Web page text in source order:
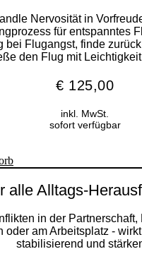
Nervosität in
für entspanntes
bei Flugangst, finde
den Flug mit
€ 125,00
inkl. MwSt.
sofort verfügbar
alle Alltags-
in der
oder am Arbeitsplatz -
stabilisierend und